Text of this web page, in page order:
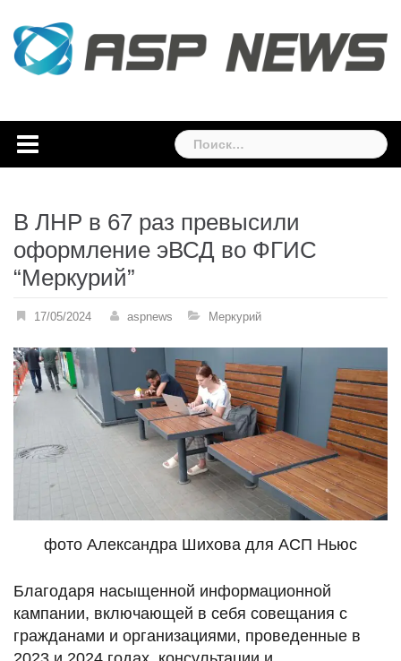
content
Найти:
В ЛНР в 67 раз превысили
оформление эВСД во ФГИС
“Меркурий”
17/05/2024 aspnews Меркурий
фото Александра Шихова для АСП Ньюс
Благодаря насыщенной информационной
кампании, включающей в себя совещания с
гражданами и организациями, проведенные в